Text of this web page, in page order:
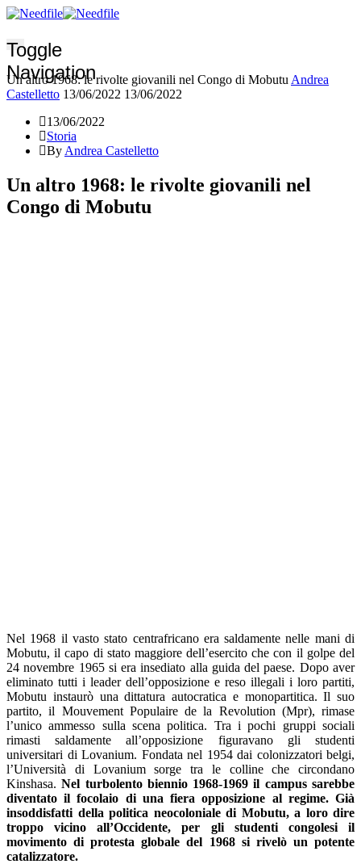
Toggle
Navigation
Un altro 1968: le rivolte giovanili nel Congo di Mobutu Andrea
Castelletto 13/06/2022 13/06/2022
13/06/2022
Storia
By Andrea Castelletto
Un altro 1968: le rivolte giovanili nel
Congo di Mobutu
Nel 1968 il vasto stato centrafricano era saldamente nelle mani di
Mobutu, il capo di stato maggiore dell’esercito che con il golpe del
24 novembre 1965 si era insediato alla guida del paese. Dopo aver
eliminato tutti i leader dell’opposizione e reso illegali i loro partiti,
Mobutu instaurò una dittatura autocratica e monopartitica. Il suo
partito, il Mouvement Populaire de la Revolution (Mpr), rimase
l’unico ammesso sulla scena politica. Tra i pochi gruppi sociali
rimasti saldamente all’opposizione figuravano gli studenti
universitari di Lovanium. Fondata nel 1954 dai colonizzatori belgi,
l’Università di Lovanium sorge tra le colline che circondano
Kinshasa.Nel turbolento biennio 1968-1969 il campus sarebbe
diventato il focolaio di una fiera opposizione al regime. Già
insoddisfatti della politica neocoloniale di Mobutu, a loro dire
troppo vicino all’Occidente, per gli studenti congolesi il
movimento di protesta globale del 1968 si rivelò un potente
catalizzatore.